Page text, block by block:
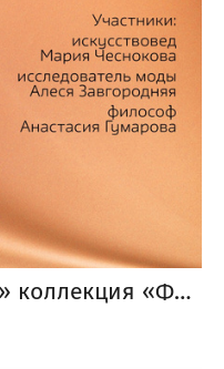
2025, Москва «Красная» коллекция «Фотострелки»